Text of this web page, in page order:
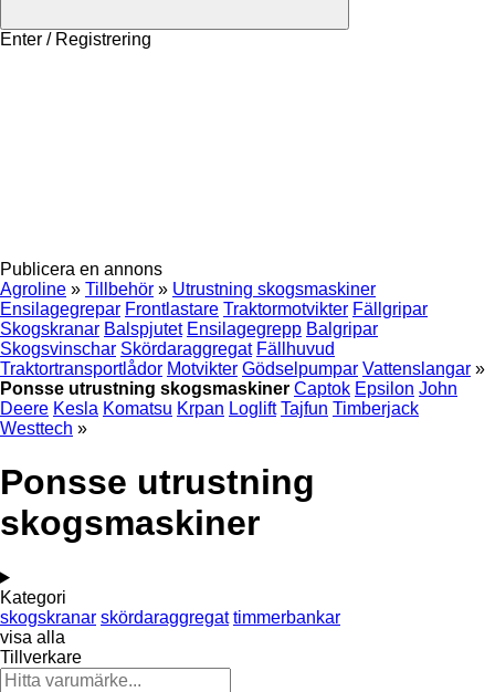
Enter / Registrering
Publicera en annons
Agroline » Tillbehör » Utrustning skogsmaskiner
Ensilagegrepar Frontlastare Traktormotvikter Fällgripar
Skogskranar Balspjutet Ensilagegrepp Balgripar
Skogsvinschar Skördaraggregat Fällhuvud
Traktortransportlådor Motvikter Gödselpumpar Vattenslangar »
Ponsse utrustning skogsmaskiner Captok Epsilon John
Deere Kesla Komatsu Krpan Loglift Tajfun Timberjack
Westtech »
Ponsse utrustning
skogsmaskiner
Kategori
skogskranar skördaraggregat timmerbankar
visa alla
Tillverkare